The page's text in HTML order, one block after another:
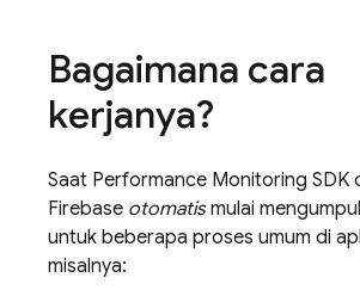
Bagaimana cara
kerjanya?
Saat Performance Monitoring SDK
Firebase otomatismulai
untuk beberapa proses umum di
misalnya: